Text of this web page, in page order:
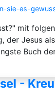
sie-es-
mit
der Jesus
Buch
-